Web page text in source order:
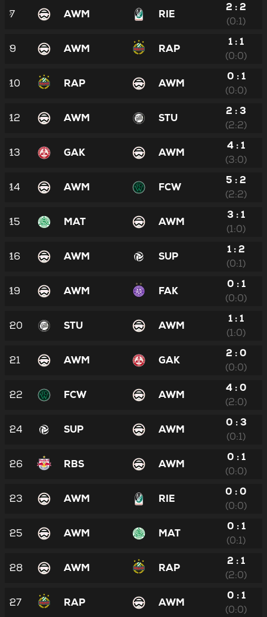
7 AWM RIE
2 : 2
(0:1)
9 AWM RAP
1 : 1
(0:0)
10 RAP AWM
0 : 1
(0:0)
12 AWM STU
2 : 3
(2:2)
13 GAK AWM
4 : 1
(3:0)
14 AWM FCW
5 : 2
(2:2)
15 MAT AWM
3 : 1
(1:0)
16 AWM SUP
1 : 2
(0:1)
19 AWM FAK
0 : 1
(0:0)
20 STU AWM
1 : 1
(1:0)
21 AWM GAK
2 : 0
(0:0)
22 FCW AWM
4 : 0
(2:0)
24 SUP AWM
0 : 3
(0:1)
26 RBS AWM
0 : 1
(0:0)
23 AWM RIE
0 : 0
(0:0)
25 AWM MAT
0 : 1
(0:1)
28 AWM RAP
2 : 1
(2:0)
27 RAP AWM
0 : 1
(0:0)